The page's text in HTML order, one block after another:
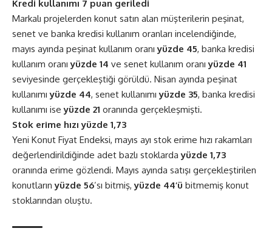
Kredi kullanımı 7 puan geriledi
Markalı projelerden konut satın alan müşterilerin peşinat,
senet ve banka kredisi kullanım oranları incelendiğinde,
mayıs ayında peşinat kullanım oranıyüzde 45, banka kredisi
kullanım oranıyüzde 14 ve senet kullanım oranıyüzde 41
seviyesinde gerçekleştiği görüldü. Nisan ayında peşinat
kullanımıyüzde 44, senet kullanımıyüzde 35, banka kredisi
kullanımı iseyüzde 21 oranında gerçekleşmişti.
Stok erime hızı yüzde 1,73
Yeni Konut Fiyat Endeksi, mayıs ayı stok erime hızı rakamları
değerlendirildiğinde adet bazlı stoklardayüzde 1,73
oranında erime gözlendi. Mayıs ayında satışı gerçekleştirilen
konutlarınyüzde 56’sı bitmiş,yüzde 44’ü bitmemiş konut
stoklarından oluştu.